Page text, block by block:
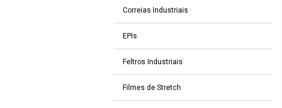
Correias Industriais
EPIs
Feltros Industriais
Filmes de Stretch